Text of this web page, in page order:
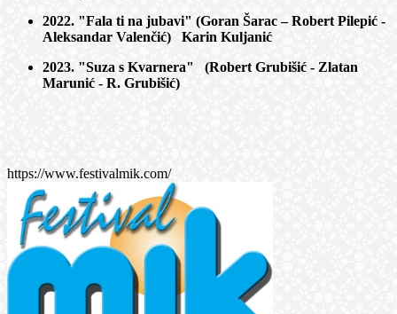
2022. "Fala ti na jubavi" (Goran Šarac – Robert Pilepić -
Aleksandar Valenčić) Karin Kuljanić
2023. "Suza s Kvarnera" (Robert Grubišić - Zlatan
Marunić - R. Grubišić)
https://www.festivalmik.com/